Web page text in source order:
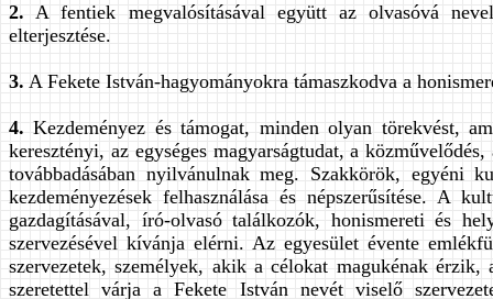
2. A fentiek megvalósításával együtt az olvasóvá
elterjesztése.
3. A Fekete István-hagyományokra támaszkodva a
4. Kezdeményez és támogat, minden olyan törekvést,
keresztényi, az egységes magyarságtudat, a
továbbadásában nyilvánulnak meg. Szakkörök, egyéni
kezdeményezések felhasználása és népszerűsítése. A
gazdagításával, író-olvasó találkozók, honismereti és
szervezésével kívánja elérni. Az egyesület évente
szervezetek, személyek, akik a célokat magukénak
szeretettel várja a Fekete István nevét viselő